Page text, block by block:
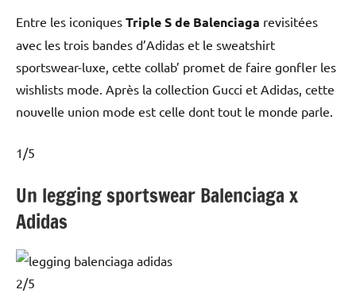
Entre les iconiques Triple S de Balenciaga revisitées
avec les trois bandes d’Adidas et le sweatshirt
sportswear-luxe, cette collab’ promet de faire gonfler les
wishlists mode. Après la collection Gucci et Adidas, cette
nouvelle union mode est celle dont tout le monde parle.
1 /5
Un legging sportswear Balenciaga x
Adidas
2/5